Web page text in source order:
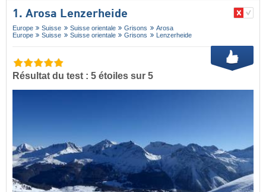
1. Arosa Lenzerheide
Europe Suisse Suisse orientale Grisons
Arosa
Europe
Suisse Suisse orientale Grisons Lenzerheide
Résultat du test : 5 étoiles sur 5